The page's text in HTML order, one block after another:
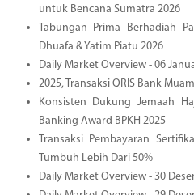
untuk Bencana Sumatra 2026
Tabungan Prima Berhadiah
Dhuafa & Yatim Piatu 2026
Daily Market Overview - 06
2025, Transaksi QRIS Bank
Konsisten Dukung Jemaah
Banking Award BPKH 2025
Transaksi Pembayaran
Tumbuh Lebih Dari 50%
Daily Market Overview - 30